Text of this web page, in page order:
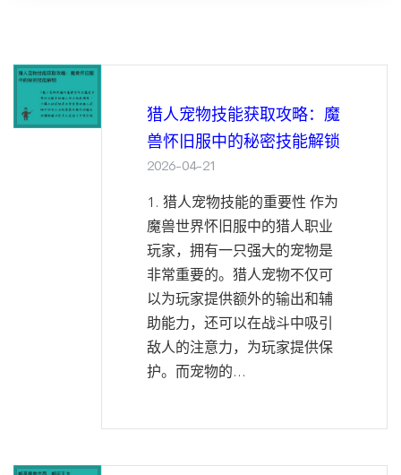
猎人宠物技能获取攻略：魔
兽怀旧服中的秘密技能解锁
2026-04-21
1. 猎人宠物技能的重要性 作为
魔兽世界怀旧服中的猎人职业
玩家，拥有一只强大的宠物是
非常重要的。猎人宠物不仅可
以为玩家提供额外的输出和辅
助能力，还可以在战斗中吸引
敌人的注意力，为玩家提供保
护。而宠物的...